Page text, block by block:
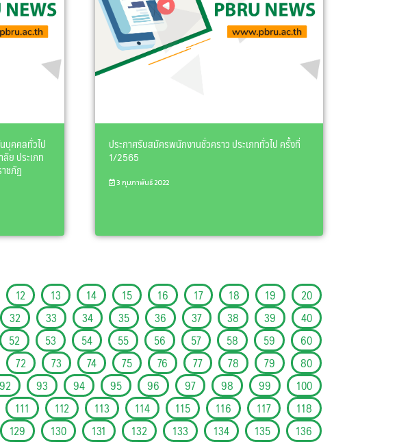
บุคคลทั่วไป
ย ประเภท
ชภัฏ
ประกาศรับสมัครพนักงานชั่วคราว ประเภททั่วไป ครั้งที่
1/2565
3 กุมภาพันธ์ 2022
12 13 14 15 16 17 18 19
20
32 33 34 35 36 37 38 39
40
52 53 54 55 56 57 58 59
60
72 73 74 75 76 77 78 79
80
92 93 94 95 96 97 98 99
100
111 112 113 114 115 116 117
118
129 130 131 132 133 134 135
136